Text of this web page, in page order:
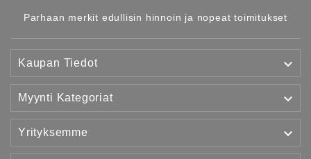
Parhaan merkit edullisin hinnoin ja nopeat toimitukset
Kaupan Tiedot 
Myynti Kategoriat 
Yrityksemme 